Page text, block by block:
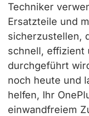
Techniker
Ersatzteile und
sicherzustellen,
schnell, effizient
durchgeführt
noch heute und
helfen, Ihr
einwandfreiem